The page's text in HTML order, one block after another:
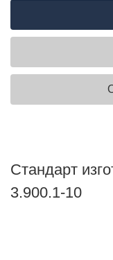
Стандарт
3.900.1-10